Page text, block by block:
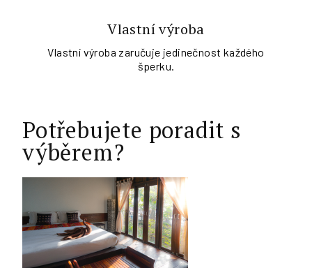
Vlastní výroba
Vlastní výroba zaručuje jedinečnost každého
šperku.
Potřebujete poradit s
výběrem?